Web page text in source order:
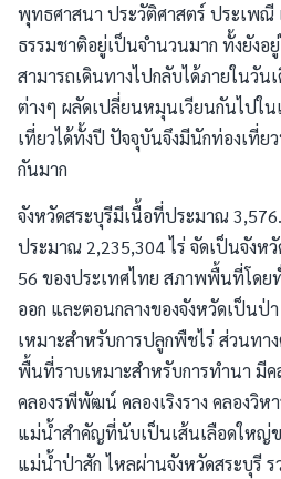
พุทธศาสนา ประวัติศาสตร์ ประเพณี
ธรรมชาติอยู่เป็นจำนวนมาก ทั้งยังอ
สามารถเดินทางไปกลับได้ภายในวัน
ต่างๆ ผลัดเปลี่ยนหมุนเวียนกันไปใ
เที่ยวได้ทั้งปี ปัจจุบันจึงมีนักท่องเที่ย
กันมาก
จังหวัดสระบุรีมีเนื้อที่ประมาณ
ประมาณ 2,235,304 ไร่ จัดเป็นจัง
56 ของประเทศไทย สภาพพื้นที่โดย
ออก และตอนกลางของจังหวัดเป็นป่
เหมาะสำหรับการปลูกพืชไร่ ส่วนท
พื้นที่ราบเหมาะสำหรับการทำนา มี
คลองรพีพัฒน์ คลองเริงราง คลองวิห
แม่น้ำสำคัญที่นับเป็นเส้นเลือดใหญ่ข
แม่น้ำป่าสัก ไหลผ่านจังหวัดสระบุรี